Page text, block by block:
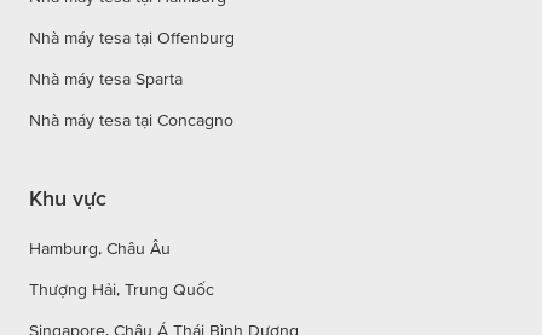
Nhà máy tesa tại Offenburg
Nhà máy tesa Sparta
Nhà máy tesa tại Concagno
Khu vực
Hamburg, Châu Âu
Thượng Hải, Trung Quốc
Singapore, Châu Á Thái Bình Dương